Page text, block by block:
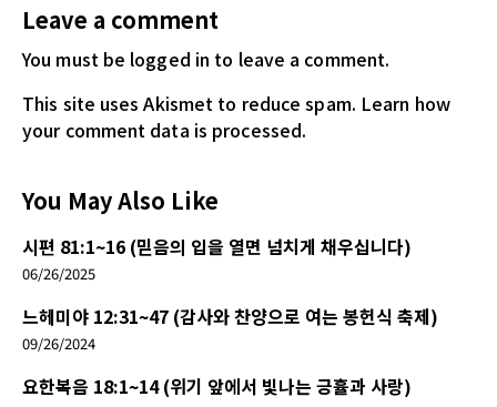
Leave a comment
You must be logged in to leave a comment.
This site uses Akismet to reduce spam. Learn how
your comment data is processed.
You May Also Like
시편 81:1~16 (믿음의 입을 열면 넘치게 채우십니다)
06/26/2025
느헤미야 12:31~47 (감사와 찬양으로 여는 봉헌식 축제)
09/26/2024
요한복음 18:1~14 (위기 앞에서 빛나는 긍휼과 사랑)